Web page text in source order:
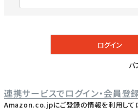
ログイン
パ
連携サービスでログイン・会員登
Amazon.co.jpにご登録の情報を利用して